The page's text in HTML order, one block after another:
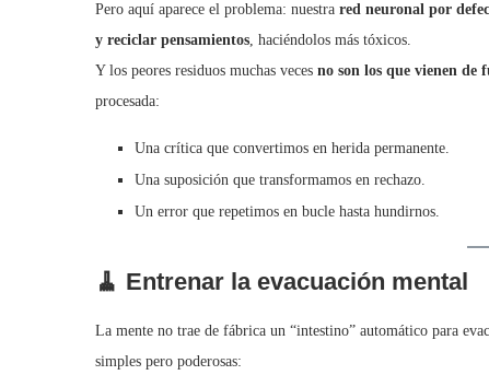
Pero aquí aparece el problema: nuestra red neuronal por
y reciclar pensamientos, haciéndolos más tóxicos.
Y los peores residuos muchas veces no son los que vienen de
procesada:
Una crítica que convertimos en herida permanente.
Una suposición que transformamos en rechazo.
Un error que repetimos en bucle hasta hundirnos.
🧹 Entrenar la evacuación mental
La mente no trae de fábrica un “intestino” automático para
simples pero poderosas: